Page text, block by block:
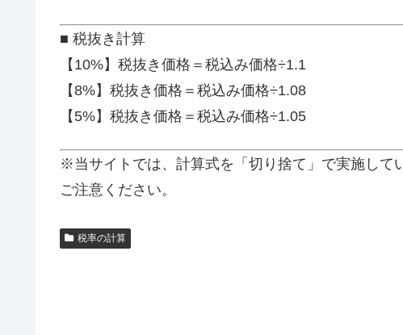
■ 税抜き計算
【10%】税抜き価格＝税込み価格÷1.1
【8%】税抜き価格＝税込み価格÷1.08
【5%】税抜き価格＝税込み価格÷1.05
※当サイトでは、計算式を「切り捨て」で実施して
ご注意ください。
税率の計算